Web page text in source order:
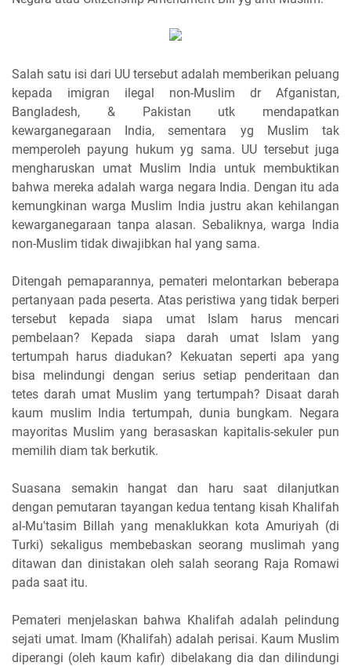
Salah satu isi dari UU tersebut adalah memberikan peluang
kepada imigran ilegal non-Muslim dr Afganistan,
Bangladesh, & Pakistan utk mendapatkan
kewarganegaraan India, sementara yg Muslim tak
memperoleh payung hukum yg sama. UU tersebut juga
mengharuskan umat Muslim India untuk membuktikan
bahwa mereka adalah warga negara India. Dengan itu ada
kemungkinan warga Muslim India justru akan kehilangan
kewarganegaraan tanpa alasan. Sebaliknya, warga India
non-Muslim tidak diwajibkan hal yang sama.
Ditengah pemaparannya, pemateri melontarkan beberapa
pertanyaan pada peserta. Atas peristiwa yang tidak berperi
tersebut kepada siapa umat Islam harus mencari
pembelaan? Kepada siapa darah umat Islam yang
tertumpah harus diadukan? Kekuatan seperti apa yang
bisa melindungi dengan serius setiap penderitaan dan
tetes darah umat Muslim yang tertumpah? Disaat darah
kaum muslim India tertumpah, dunia bungkam. Negara
mayoritas Muslim yang berasaskan kapitalis-sekuler pun
memilih diam tak berkutik.
Suasana semakin hangat dan haru saat dilanjutkan
dengan pemutaran tayangan kedua tentang kisah Khalifah
al-Mu'tasim Billah yang menaklukkan kota Amuriyah (di
Turki) sekaligus membebaskan seorang muslimah yang
ditawan dan dinistakan oleh salah seorang Raja Romawi
pada saat itu.
Pemateri menjelaskan bahwa Khalifah adalah pelindung
sejati umat. Imam (Khalifah) adalah perisai. Kaum Muslim
diperangi (oleh kaum kafir) dibelakang dia dan dilindungi